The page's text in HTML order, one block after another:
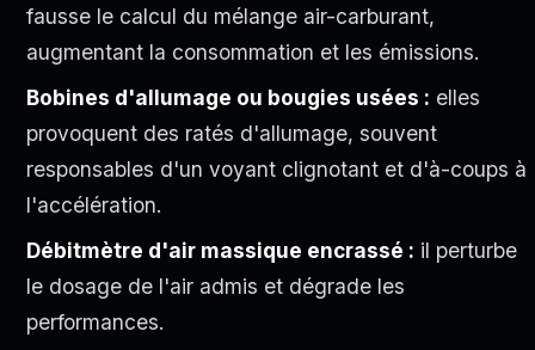
fausse le calcul du mélange air-carburant,
augmentant la consommation et les émissions.
Bobines d'allumage ou bougies usées : elles
provoquent des ratés d'allumage, souvent
responsables d'un voyant clignotant et d'à-coups à
l'accélération.
Débitmètre d'air massique encrassé : il perturbe
le dosage de l'air admis et dégrade les
performances.